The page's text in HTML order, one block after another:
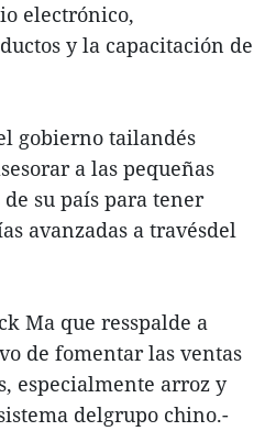
electrónico,
y la capacitación de
gobierno tailandés
a las pequeñas
su país para tener
avanzadas a travésdel
Ma que resspalde a
de fomentar las ventas
especialmente arroz y
delgrupo chino.-